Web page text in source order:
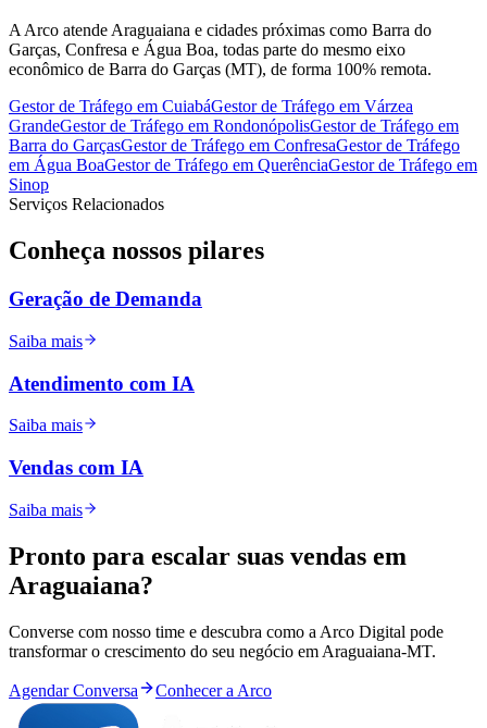
A Arco atende Araguaiana e cidades próximas como Barra do
Garças, Confresa e Água Boa, todas parte do mesmo eixo
econômico de Barra do Garças (MT), de forma 100% remota.
Gestor de Tráfego em CuiabáGestor de Tráfego em Várzea
GrandeGestor de Tráfego em RondonópolisGestor de Tráfego em
Barra do GarçasGestor de Tráfego em ConfresaGestor de Tráfego
em Água BoaGestor de Tráfego em QuerênciaGestor de Tráfego em
Sinop
Serviços Relacionados
Conheça nossos pilares
Geração de Demanda
Saiba mais
Atendimento com IA
Saiba mais
Vendas com IA
Saiba mais
Pronto para escalar suas vendas em
Araguaiana?
Converse com nosso time e descubra como a Arco Digital pode
transformar o crescimento do seu negócio em Araguaiana-MT.
Agendar Conversa Conhecer a Arco